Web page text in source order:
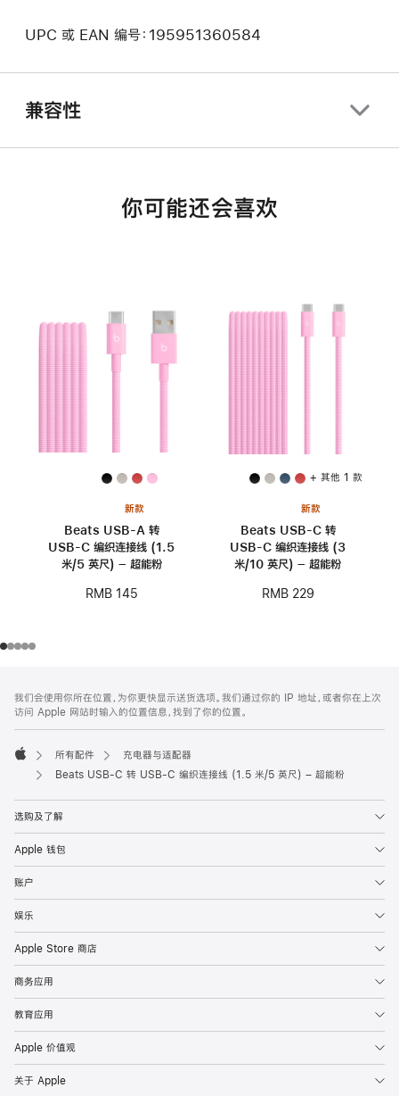
UPC 或 EAN 编号：195951360584
兼容性
你可能还会喜欢
新款
Beats USB-A 转
USB-C 编织连接线 (1.5
米/5 英尺) – 超能粉
RMB 145
+ 其他 1 款
新款
Beats USB-C 转
USB-C 编织连接线 (3
米/10 英尺) – 超能粉
RMB 229
页
页
脚
注
我们会使用你所在位置，为你更快显示送货选项。我们通过你的 IP 地址，或者你在上次
访问 Apple 网站时输入的位置信息，找到了你的位置。
Apple
所有配件
充电器与适配器
Beats USB-C 转 USB-C 编织连接线 (1.5 米/5 英尺) – 超能粉
选购及了解
Apple 钱包
账户
娱乐
Apple Store 商店
商务应用
教育应用
Apple 价值观
关于 Apple